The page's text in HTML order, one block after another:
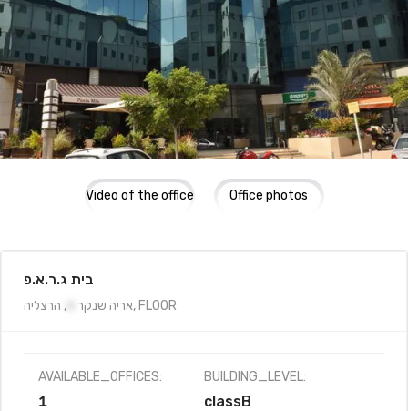
Office photos
Video of the office
בית ג.ר.א.פ
אריה שנקר , הרצליה , FLOOR
AVAILABLE_OFFICES:
1
BUILDING_LEVEL:
classB